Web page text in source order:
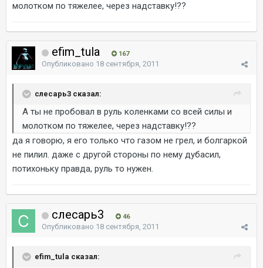
молотком по тяжелее, через надставку!??
efim_tula 167
Опубликовано 18 сентября, 2011
слесарь3 сказал:
А ты не пробовал в руль коленками со всей силы и
молотком по тяжелее, через надставку!??
да я говорю, я его только что газом не грел, и болгаркой
не пилил. даже с другой стороны по нему дубасил,
потихоньку правда, руль то нужен.
слесарь3 46
Опубликовано 18 сентября, 2011
efim_tula сказал: